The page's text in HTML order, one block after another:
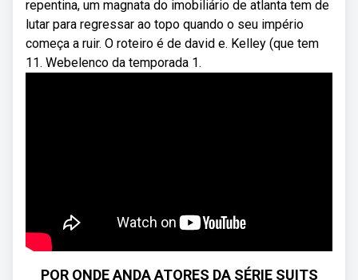
repentina, um magnata do imobiliário de atlanta tem de
lutar para regressar ao topo quando o seu império
começa a ruir. O roteiro é de david e. Kelley (que tem
11. Webelenco da temporada 1.
POR ONDE ANDA ATORES DA SÉRIE SUITS